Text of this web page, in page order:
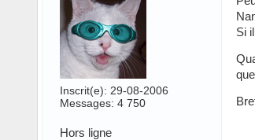
Inscrit(e): 29-08-2006
Messages: 4 750
Si
Hors ligne